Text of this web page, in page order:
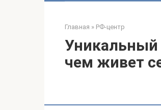
Главная » РФ-центр
Уникальный
чем живет